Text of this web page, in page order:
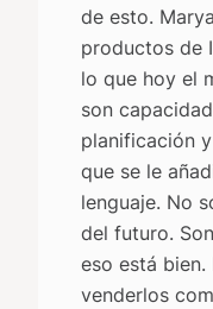
de esto.
productos de
lo que hoy el
son
planificación
que se le
lenguaje. No
del futuro.
eso está
venderlos